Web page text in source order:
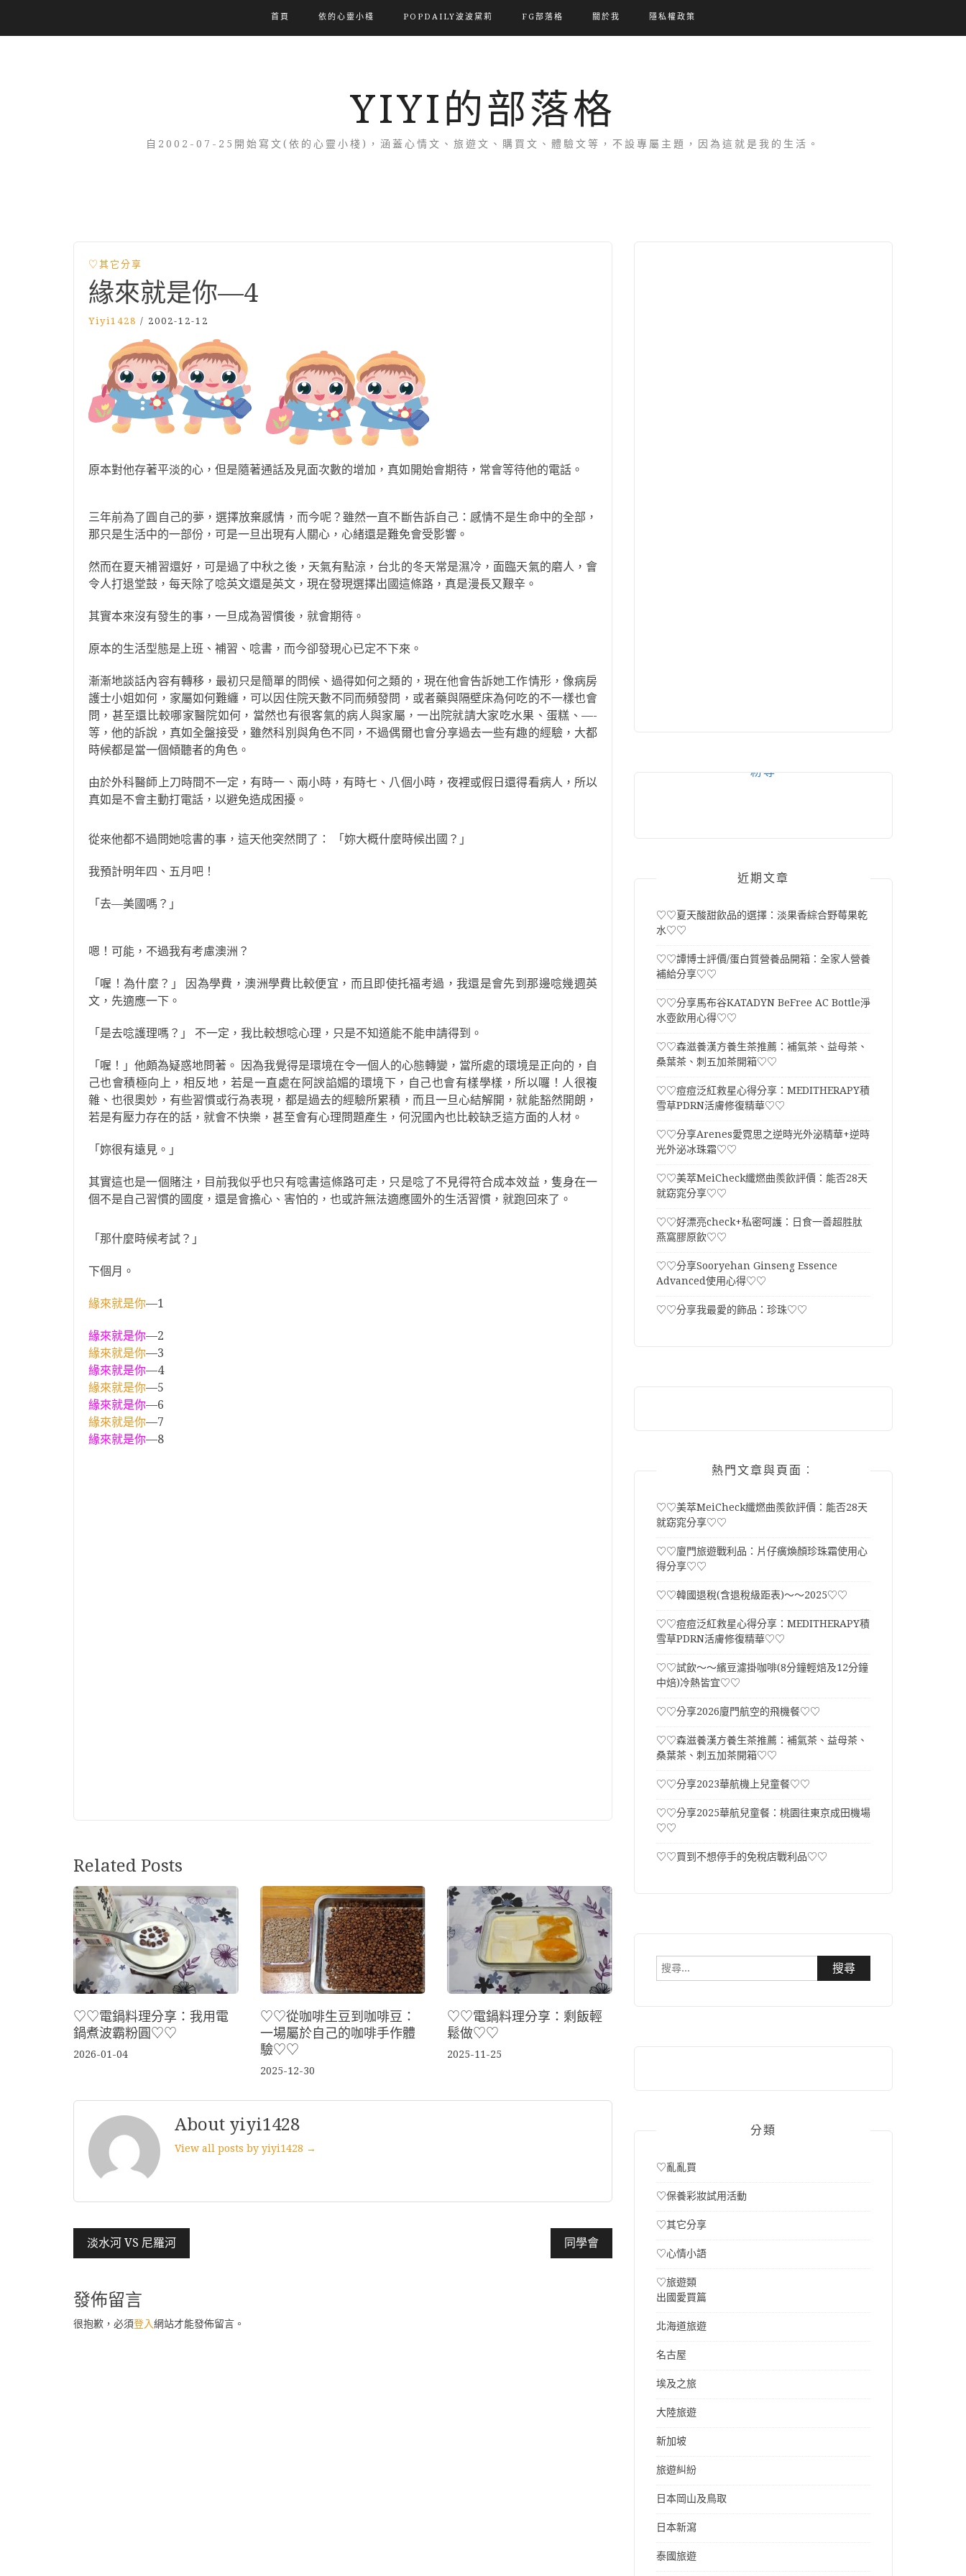
首頁 依的心靈小棧 POPDAILY波波黛莉 FG部落格 關於我 隱私權政策
YIYI的部落格
自2002-07-25開始寫文(依的心靈小棧)，涵蓋心情文、旅遊文、購買文、體驗文等，不設專屬主題，因為這就是我的生活。
♡其它分享
緣來就是你—4
Yiyi1428 / 2002-12-12
原本對他存著平淡的心，但是隨著通話及見面次數的增加，真如開始會期待，常會等待他的電話。
三年前為了圓自己的夢，選擇放棄感情，而今呢？雖然一直不斷告訴自己：感情不是生命中的全部，
那只是生活中的一部份，可是一旦出現有人關心，心緒還是難免會受影響。
然而在夏天補習還好，可是過了中秋之後，天氣有點涼，台北的冬天常是濕冷，面臨天氣的磨人，會
令人打退堂鼓，每天除了唸英文還是英文，現在發現選擇出國這條路，真是漫長又艱辛。
其實本來沒有發生的事，一旦成為習慣後，就會期待。
原本的生活型態是上班、補習、唸書，而今卻發現心已定不下來。
漸漸地談話內容有轉移，最初只是簡單的問候、過得如何之類的，現在他會告訴她工作情形，像病房
護士小姐如何，家屬如何難纏，可以因住院天數不同而頻發問，或者藥與隔壁床為何吃的不一樣也會
問，甚至還比較哪家醫院如何，當然也有很客氣的病人與家屬，一出院就請大家吃水果、蛋糕、—-
等，他的訴說，真如全盤接受，雖然科別與角色不同，不過偶爾也會分享過去一些有趣的經驗，大都
時候都是當一個傾聽者的角色。
由於外科醫師上刀時間不一定，有時一、兩小時，有時七、八個小時，夜裡或假日還得看病人，所以
真如是不會主動打電話，以避免造成困擾。
從來他都不過問她唸書的事，這天他突然問了： 「妳大概什麼時候出國？」
我預計明年四、五月吧！
「去—美國嗎？」
嗯！可能，不過我有考慮澳洲？
「喔！為什麼？」 因為學費，澳洲學費比較便宜，而且即使托福考過，我還是會先到那邊唸幾週英
文，先適應一下。
「是去唸護理嗎？」 不一定，我比較想唸心理，只是不知道能不能申請得到。
「喔！」他頗為疑惑地問著。 因為我覺得是環境在令一個人的心態轉變，當所處的環境是正向的，自
己也會積極向上，相反地，若是一直處在阿諛諂媚的環境下，自己也會有樣學樣，所以囉！人很複
雜、也很奧妙，有些習慣或行為表現，都是過去的經驗所累積，而且一旦心結解開，就能豁然開朗，
若是有壓力存在的話，就會不快樂，甚至會有心理問題產生，何況國內也比較缺乏這方面的人材。
「妳很有遠見。」
其實這也是一個賭注，目前我似乎也只有唸書這條路可走，只是唸了不見得符合成本效益，隻身在一
個不是自己習慣的國度，還是會擔心、害怕的，也或許無法適應國外的生活習慣，就跑回來了。
「那什麼時候考試？」
下個月。
緣來就是你—1
緣來就是你—2
緣來就是你—3
緣來就是你—4
緣來就是你—5
緣來就是你—6
緣來就是你—7
緣來就是你—8
Related Posts
♡♡電鍋料理分享：我用電
鍋煮波霸粉圓♡♡
2026-01-04
♡♡從咖啡生豆到咖啡豆：
一場屬於自己的咖啡手作體
驗♡♡
2025-12-30
♡♡電鍋料理分享：剩飯輕
鬆做♡♡
2025-11-25
About yiyi1428
View all posts by yiyi1428 →
文
章
導
覽
淡水河 VS 尼羅河 同學會
發佈留言
很抱歉，必須登入網站才能發佈留言。
粉專
近期文章
♡♡夏天酸甜飲品的選擇：淡果香綜合野莓果乾
水♡♡
♡♡譚博士評價/蛋白質營養品開箱：全家人營養
補給分享♡♡
♡♡分享馬布谷KATADYN BeFree AC Bottle淨
水壺飲用心得♡♡
♡♡森滋養漢方養生茶推薦：補氣茶、益母茶、
桑葉茶、刺五加茶開箱♡♡
♡♡痘痘泛紅救星心得分享：MEDITHERAPY積
雪草PDRN活膚修復精華♡♡
♡♡分享Arenes愛霓思之逆時光外泌精華+逆時
光外泌冰珠霜♡♡
♡♡美萃MeiCheck纖燃曲羨飲評價：能否28天
就窈窕分享♡♡
♡♡好漂亮check+私密呵護：日食一善超胜肽
燕窩膠原飲♡♡
♡♡分享Sooryehan Ginseng Essence
Advanced使用心得♡♡
♡♡分享我最愛的飾品：珍珠♡♡
熱門文章與頁面︰
♡♡美萃MeiCheck纖燃曲羨飲評價：能否28天
就窈窕分享♡♡
♡♡廈門旅遊戰利品：片仔癀煥顏珍珠霜使用心
得分享♡♡
♡♡韓國退稅(含退稅級距表)～～2025♡♡
♡♡痘痘泛紅救星心得分享：MEDITHERAPY積
雪草PDRN活膚修復精華♡♡
♡♡試飲～～繽豆濾掛咖啡(8分鐘輕焙及12分鐘
中焙)冷熱皆宜♡♡
♡♡分享2026廈門航空的飛機餐♡♡
♡♡森滋養漢方養生茶推薦：補氣茶、益母茶、
桑葉茶、刺五加茶開箱♡♡
♡♡分享2023華航機上兒童餐♡♡
♡♡分享2025華航兒童餐：桃園往東京成田機場
♡♡
♡♡買到不想停手的免稅店戰利品♡♡
搜
分類
♡亂亂買
♡保養彩妝試用活動
♡其它分享
♡心情小語
♡旅遊類
出國愛買篇
北海道旅遊
名古屋
埃及之旅
大陸旅遊
新加坡
旅遊糾紛
日本岡山及鳥取
日本新瀉
泰國旅遊